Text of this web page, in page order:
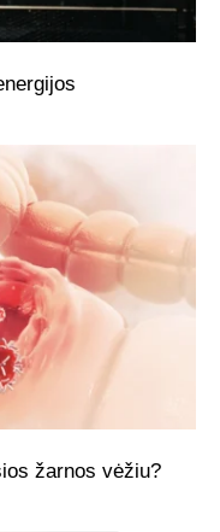
žarnos vėžiu?